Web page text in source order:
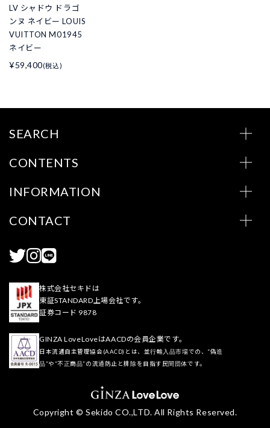
LV シャドウ ドラゴ
ンヌ ネイビー LOUIS
VUITTON M01945
ネイビー
¥59,400(税込)
SEARCH
CONTENTS
INFORMATION
CONTACT
株式会社セキドは
東証STANDARD上場会社です。
証券コード 9878
GINZA LoveLoveはAACDの会員企業です。
日本流通自主管理協会(AACD)とは、並行輸入品市場での、“偽造
品”や“不正商品”の流通防止と排除を目指す民間団体です。
Copyright © Sekido CO.,LTD. All Rights Reserved.